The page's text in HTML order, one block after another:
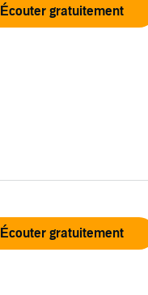
Écouter gratuitement
Écouter gratuitement